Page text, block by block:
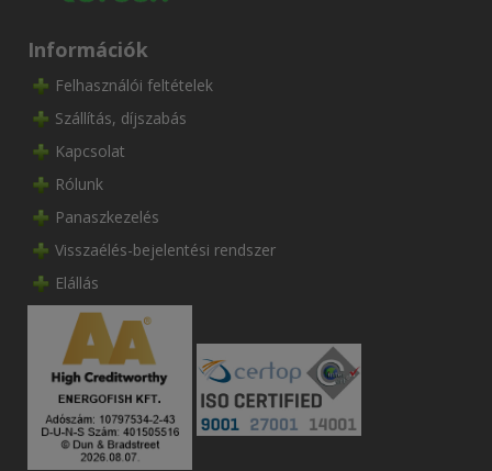
Információk
Felhasználói feltételek
Szállítás, díjszabás
Kapcsolat
Rólunk
Panaszkezelés
Visszaélés-bejelentési rendszer
Elállás